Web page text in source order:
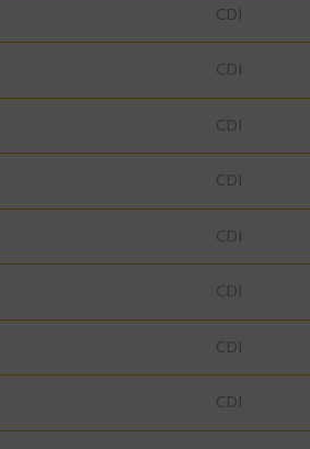
CDI
CDI
CDI
CDI
CDI
CDI
CDI
CDI